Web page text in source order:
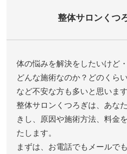
整体サロンくつ
体の悩みを解決をしたいけど・
どんな施術なのか？どのくら
など不安な方も多いと思います
整体サロンくつろぎは、あな
きし、原因や施術方法、料金
たします。
まずは、お電話でもメールで